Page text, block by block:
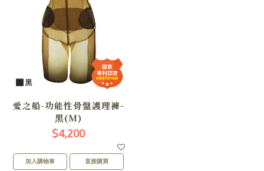
愛之船-功能性骨盤護理褲-
黑(M)
$4,200
加入購物車 直接購買